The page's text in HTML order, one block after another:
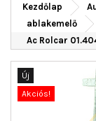
Kezdőlap
ablakemelő
Ac Rolcar
Új
Akciós!